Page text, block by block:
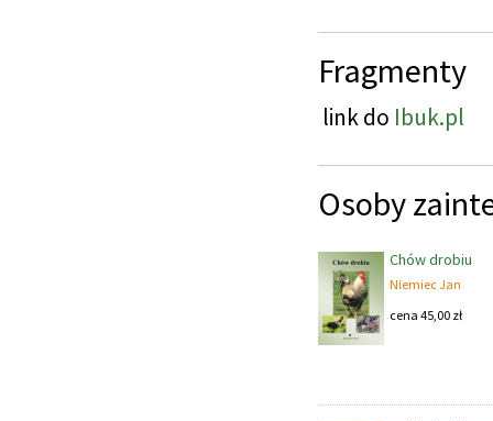
Fragmenty
link do Ibuk.pl
Osoby
Chów drobiu
Niemiec Jan
cena 45,00 zł